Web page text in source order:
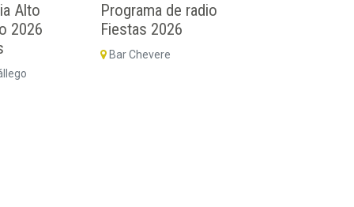
Alto
2026
Programa de radio
Fiestas 2026
Bar Chevere